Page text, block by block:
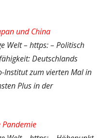
und China
Welt – https: – Politisch
Deutschlands
Institut zum vierten Mal in
Plus in der
Pandemie